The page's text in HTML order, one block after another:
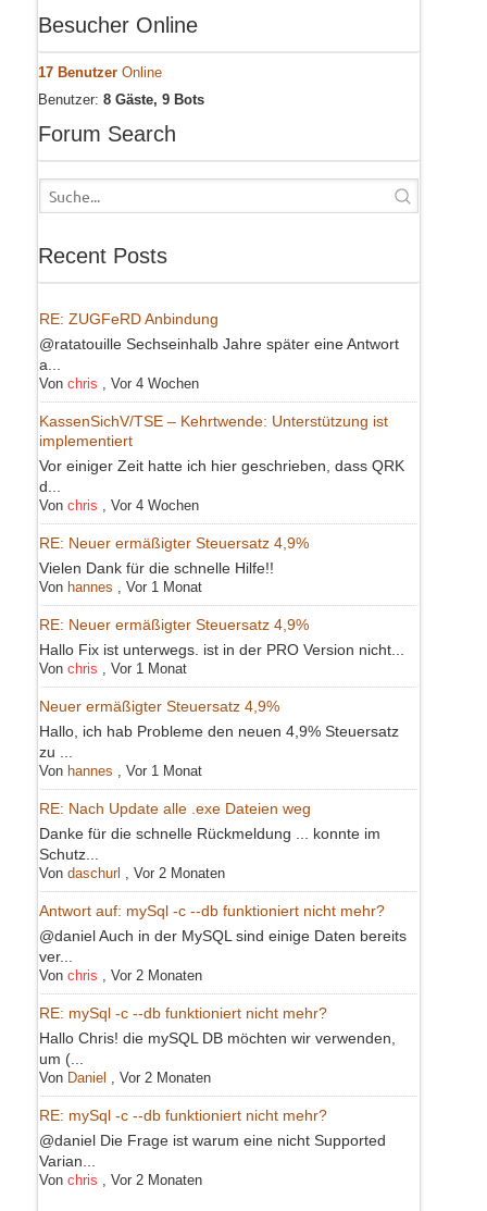
Besucher Online
17 Benutzer Online
Benutzer: 8 Gäste, 9 Bots
Forum Search
Recent Posts
RE: ZUGFeRD Anbindung
@ratatouille Sechseinhalb Jahre später eine Antwort
a...
Von chris Vor 4 Wochen
KassenSichV/TSE – Kehrtwende: Unterstützung ist
implementiert
Vor einiger Zeit hatte ich hier geschrieben, dass QRK
d...
Von chris Vor 4 Wochen
RE: Neuer ermäßigter Steuersatz 4,9%
Vielen Dank für die schnelle Hilfe!!
Von hannes Vor 1 Monat
RE: Neuer ermäßigter Steuersatz 4,9%
Hallo Fix ist unterwegs. ist in der PRO Version nicht...
Von chris Vor 1 Monat
Neuer ermäßigter Steuersatz 4,9%
Hallo, ich hab Probleme den neuen 4,9% Steuersatz
zu ...
Von hannes Vor 1 Monat
RE: Nach Update alle .exe Dateien weg
Danke für die schnelle Rückmeldung ... konnte im
Schutz...
Von daschurl Vor 2 Monaten
Antwort auf: mySql -c --db funktioniert nicht mehr?
@daniel Auch in der MySQL sind einige Daten bereits
ver...
Von chris Vor 2 Monaten
RE: mySql -c --db funktioniert nicht mehr?
Hallo Chris! die mySQL DB möchten wir verwenden,
um (...
Von Daniel Vor 2 Monaten
RE: mySql -c --db funktioniert nicht mehr?
@daniel Die Frage ist warum eine nicht Supported
Varian...
Von chris Vor 2 Monaten